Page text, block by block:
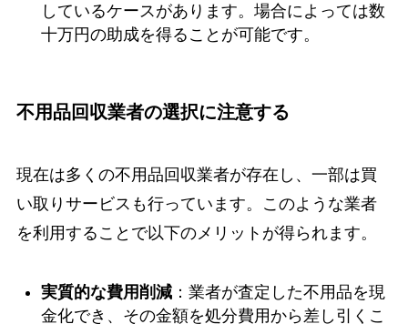
しているケースがあります。場合によっては数
十万円の助成を得ることが可能です。
不用品回収業者の選択に注意する
現在は多くの不用品回収業者が存在し、一部は買
い取りサービスも行っています。このような業者
を利用することで以下のメリットが得られます。
実質的な費用削減：業者が査定した不用品を現
金化でき、その金額を処分費用から差し引くこ